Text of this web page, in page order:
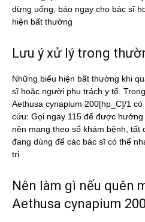
dừng uống, báo ngay cho bác sĩ
hiện bất thường
Lưu ý xử lý trong
Những biểu hiện bất thường khi
sĩ hoặc người phụ trách y tế.
Aethusa cynapium 200[hp_C]/1
cứu: Gọi ngay 115 để được
nên mang theo sổ khám bệnh, tất
đang dùng để các bác sĩ có thể
trị
Nên làm gì nếu quên
Aethusa cynapium